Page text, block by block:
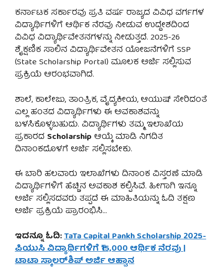
ಕರ್ನಾಟಕ ಸರ್ಕಾರವು ಪ್ರತಿ ವರ್ಷ ರಾಜ್ಯದ ವಿವಿಧ ವರ್ಗಗಳ
ವಿದ್ಯಾರ್ಥಿಗಳಿಗೆ ಆರ್ಥಿಕ ನೆರವು ನೀಡುವ ಉದ್ದೇಶದಿಂದ
ವಿವಿಧ ವಿದ್ಯಾರ್ಥಿವೇತನಗಳನ್ನು ನೀಡುತ್ತದೆ. 2025-26
ಶೈಕ್ಷಣಿಕ ಸಾಲಿನ ವಿದ್ಯಾರ್ಥಿವೇತನ ಯೋಜನೆಗಳಿಗೆ SSP
(State Scholarship Portal) ಮೂಲಕ ಅರ್ಜಿ ಸಲ್ಲಿಸುವ
ಪ್ರಕ್ರಿಯೆ ಆರಂಭವಾಗಿದೆ.
ಶಾಲೆ, ಕಾಲೇಜು, ತಾಂತ್ರಿಕ, ವೈದ್ಯಕೀಯ, ಆಯುಷ್ ಸೇರಿದಂತೆ
ಎಲ್ಲ ಹಂತದ ವಿದ್ಯಾರ್ಥಿಗಳು ಈ ಅವಕಾಶವನ್ನು
ಬಳಸಿಕೊಳ್ಳಬಹುದು. ವಿದ್ಯಾರ್ಥಿಗಳು ತಮ್ಮ ಇಲಾಖೆಯ
ಪ್ರಕಾರದ Scholarship ಆಯ್ಕೆ ಮಾಡಿ ನಿಗದಿತ
ದಿನಾಂಕದೊಳಗೆ ಅರ್ಜಿ ಸಲ್ಲಿಸಬೇಕು.
ಈ ಬಾರಿ ಹಲವಾರು ಇಲಾಖೆಗಳು ದಿನಾಂಕ ವಿಸ್ತರಣೆ ಮಾಡಿ
ವಿದ್ಯಾರ್ಥಿಗಳಿಗೆ ಹೆಚ್ಚಿನ ಅವಕಾಶ ಕಲ್ಪಿಸಿವೆ. ಹೀಗಾಗಿ ಇನ್ನೂ
ಅರ್ಜಿ ಸಲ್ಲಿಸದವರು ತಪ್ಪದೆ ಈ ಮಾಹಿತಿಯನ್ನು ಓದಿ ತಕ್ಷಣ
ಅರ್ಜಿ ಪ್ರಕ್ರಿಯೆ ಪ್ರಾರಂಭಿಸಿ…
ಇದನ್ನೂ ಓದಿ:TaTa Capital Pankh Scholarship 2025-
ಪಿಯುಸಿ ವಿದ್ಯಾರ್ಥಿಗಳಿಗೆ ₹15,000 ಆರ್ಥಿಕ ನೆರವು |
ಟಾಟಾ ಸ್ಕಾಲರ್‌ಶಿಪ್ ಅರ್ಜಿ ಆಹ್ವಾನ